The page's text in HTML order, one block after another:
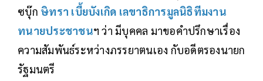
ซบุ๊ก ษิทรา เบี้ยบังเกิด เลขาธิการมูลนิธิทีมงาน
ทนายประชาชนฯ ว่า มีบุคคล มาขอคำปรึกษาเรื่อง
ความสัมพันธ์ระหว่างภรรยาตนเอง กับอดีตรองนายก
รัฐมนตรี